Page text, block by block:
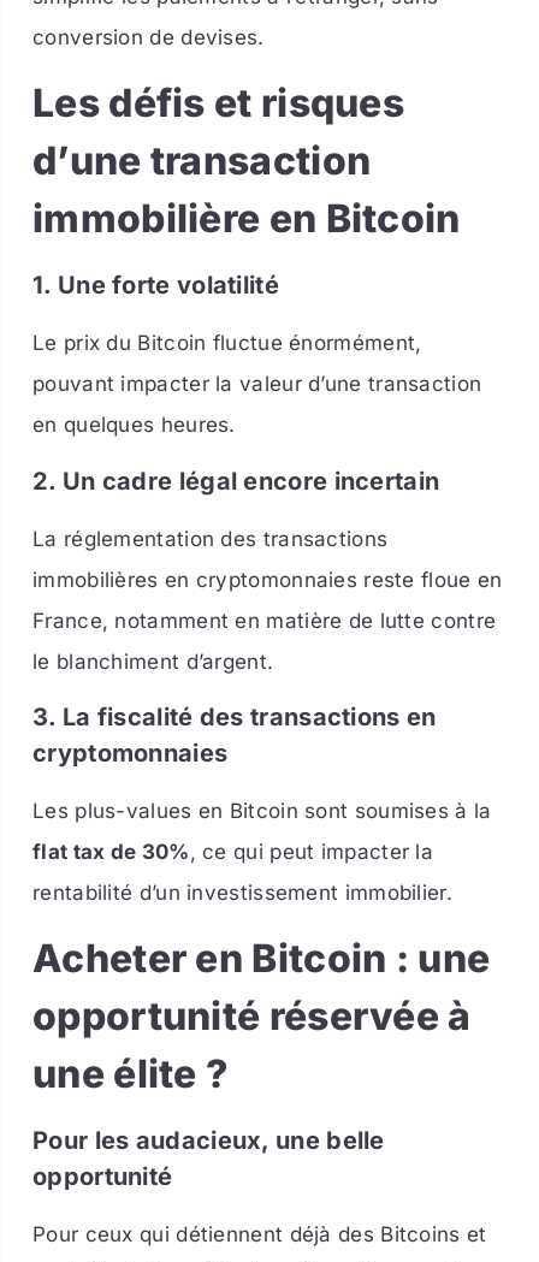
conversion de devises.
Les défis et risques
d’une transaction
immobilière en Bitcoin
1. Une forte volatilité
Le prix du Bitcoin fluctue énormément,
pouvant impacter la valeur d’une transaction
en quelques heures.
2. Un cadre légal encore incertain
La réglementation des transactions
immobilières en cryptomonnaies reste floue en
France, notamment en matière de lutte contre
le blanchiment d’argent.
3. La fiscalité des transactions en
cryptomonnaies
Les plus-values en Bitcoin sont soumises à la
flat tax de 30%, ce qui peut impacter la
rentabilité d’un investissement immobilier.
Acheter en Bitcoin : une
opportunité réservée à
une élite ?
Pour les audacieux, une belle
opportunité
Pour ceux qui détiennent déjà des Bitcoins et